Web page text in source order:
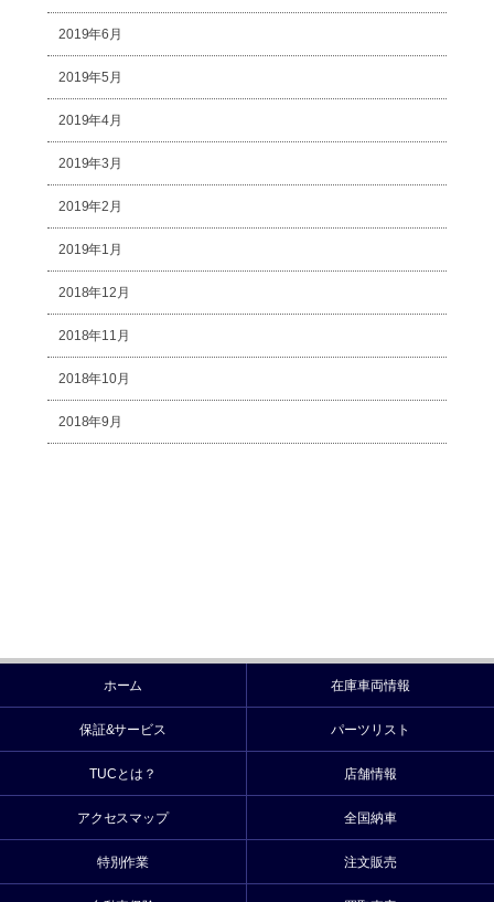
2019年6月
2019年5月
2019年4月
2019年3月
2019年2月
2019年1月
2018年12月
2018年11月
2018年10月
2018年9月
ホーム 在庫車両情報
保証&サービス パーツリスト
TUCとは？ 店舗情報
アクセスマップ 全国納車
特別作業 注文販売